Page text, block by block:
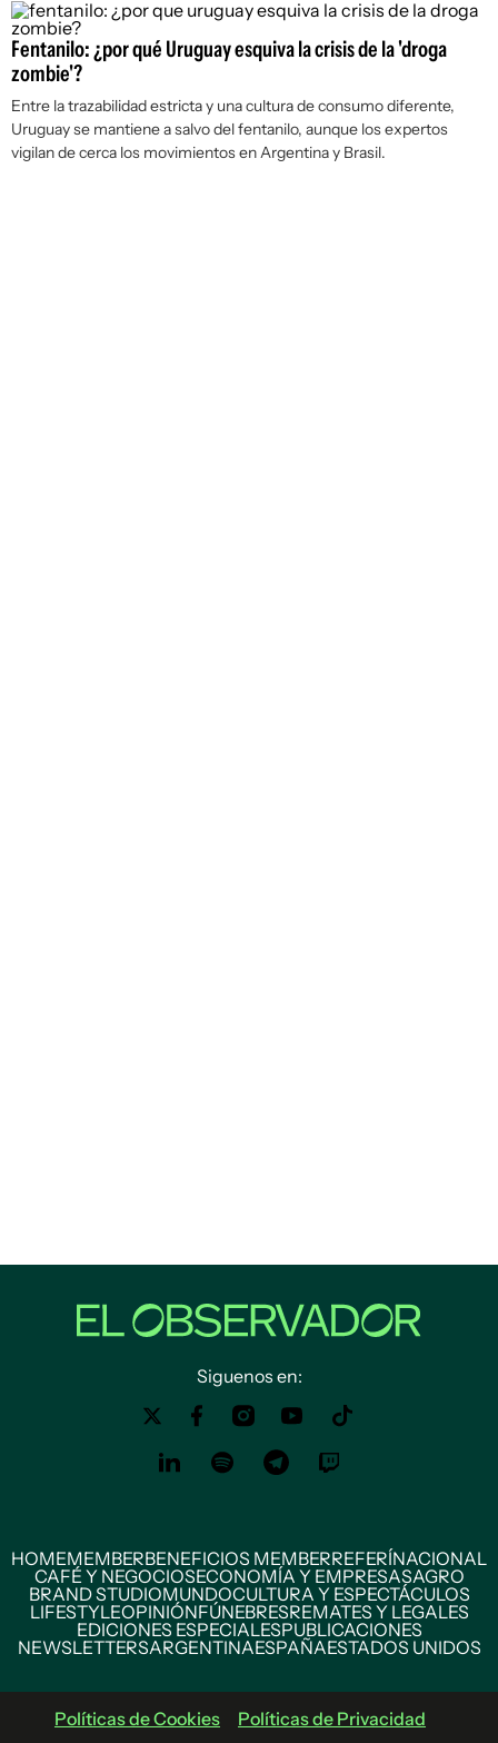
Fentanilo: ¿por qué Uruguay esquiva la crisis de la 'droga
zombie'?
Entre la trazabilidad estricta y una cultura de consumo diferente,
Uruguay se mantiene a salvo del fentanilo, aunque los expertos
vigilan de cerca los movimientos en Argentina y Brasil.
Siguenos en:
HOMEMEMBERBENEFICIOS MEMBERREFERÍNACIONAL
CAFÉ Y NEGOCIOSECONOMÍA Y EMPRESASAGRO
BRAND STUDIOMUNDOCULTURA Y ESPECTÁCULOS
LIFESTYLEOPINIÓNFÚNEBRESREMATES Y LEGALES
EDICIONES ESPECIALESPUBLICACIONES
NEWSLETTERSARGENTINAESPAÑAESTADOS UNIDOS
Políticas de Cookies Políticas de Privacidad